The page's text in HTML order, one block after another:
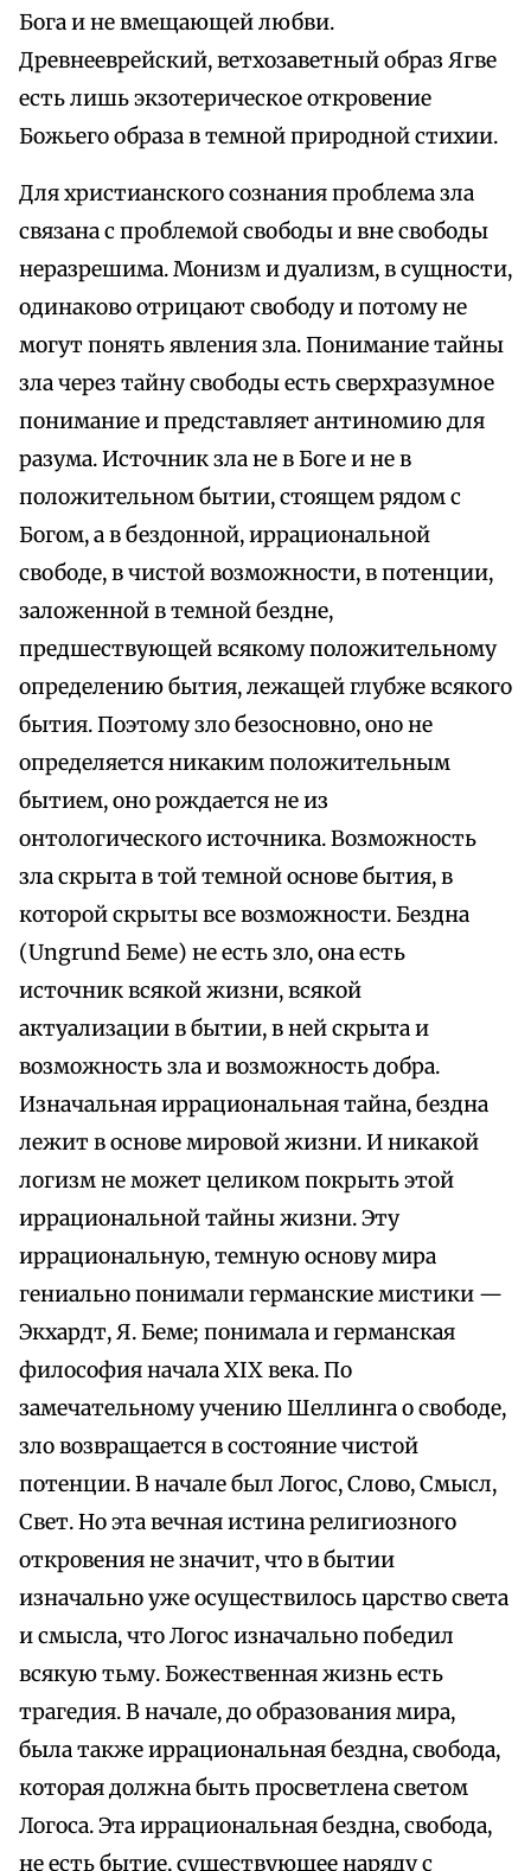
Бога и не вмещающей любви.
Древнееврейский, ветхозаветный образ Ягве
есть лишь экзотерическое откровение
Божьего образа в темной природной стихии.
Для христианского сознания проблема зла
связана с проблемой свободы и вне свободы
неразрешима. Монизм и дуализм, в сущности,
одинаково отрицают свободу и потому не
могут понять явления зла. Понимание тайны
зла через тайну свободы есть сверхразумное
понимание и представляет антиномию для
разума. Источник зла не в Боге и не в
положительном бытии, стоящем рядом с
Богом, а в бездонной, иррациональной
свободе, в чистой возможности, в потенции,
заложенной в темной бездне,
предшествующей всякому положительному
определению бытия, лежащей глубже всякого
бытия. Поэтому зло безосновно, оно не
определяется никаким положительным
бытием, оно рождается не из
онтологического источника. Возможность
зла скрыта в той темной основе бытия, в
которой скрыты все возможности. Бездна
(Ungrund Беме) не есть зло, она есть
источник всякой жизни, всякой
актуализации в бытии, в ней скрыта и
возможность зла и возможность добра.
Изначальная иррациональная тайна, бездна
лежит в основе мировой жизни. И никакой
логизм не может целиком покрыть этой
иррациональной тайны жизни. Эту
иррациональную, темную основу мира
гениально понимали германские мистики —
Экхардт, Я. Беме; понимала и германская
философия начала XIX века. По
замечательному учению Шеллинга о свободе,
зло возвращается в состояние чистой
потенции. В начале был Логос, Слово, Смысл,
Свет. Но эта вечная истина религиозного
откровения не значит, что в бытии
изначально уже осуществилось царство света
и смысла, что Логос изначально победил
всякую тьму. Божественная жизнь есть
трагедия. В начале, до образования мира,
была также иррациональная бездна, свобода,
которая должна быть просветлена светом
Логоса. Эта иррациональная бездна, свобода,
не есть бытие, существующее наряду с